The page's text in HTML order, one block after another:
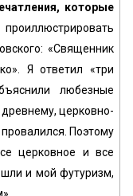
которые
«Священник
Я ответил «три
любезные
древнему, церковно-
Поэтому
церковное и все
и мой футуризм,